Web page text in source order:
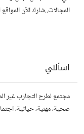
المجالات..شارك الآن
اسألني
مجتمع لطرح التجارب غير
صحية، مهنية، حياتية،